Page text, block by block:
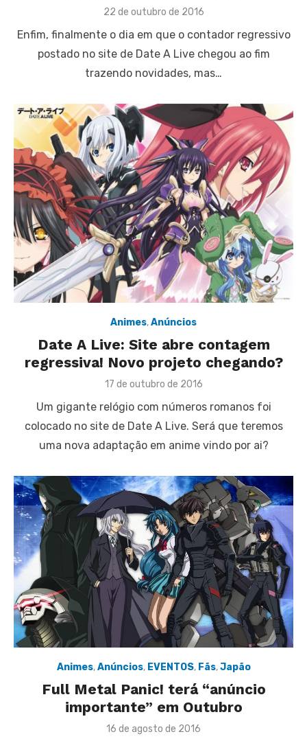
Posted
22 de outubro de 2016
Enfim, finalmente o dia em que o contador regressivo
postado no site de Date A Live chegou ao fim
trazendo novidades, mas…
Animes,Anúncios
Date A Live: Site abre contagem
regressiva! Novo projeto chegando?
Posted
17 de outubro de 2016
Um gigante relógio com números romanos foi
colocado no site de Date A Live. Será que teremos
uma nova adaptação em anime vindo por ai?
Animes,Anúncios, EVENTOS, Fãs,Japão
Full Metal Panic! terá “anúncio
importante” em Outubro
Posted
16 de agosto de 2016